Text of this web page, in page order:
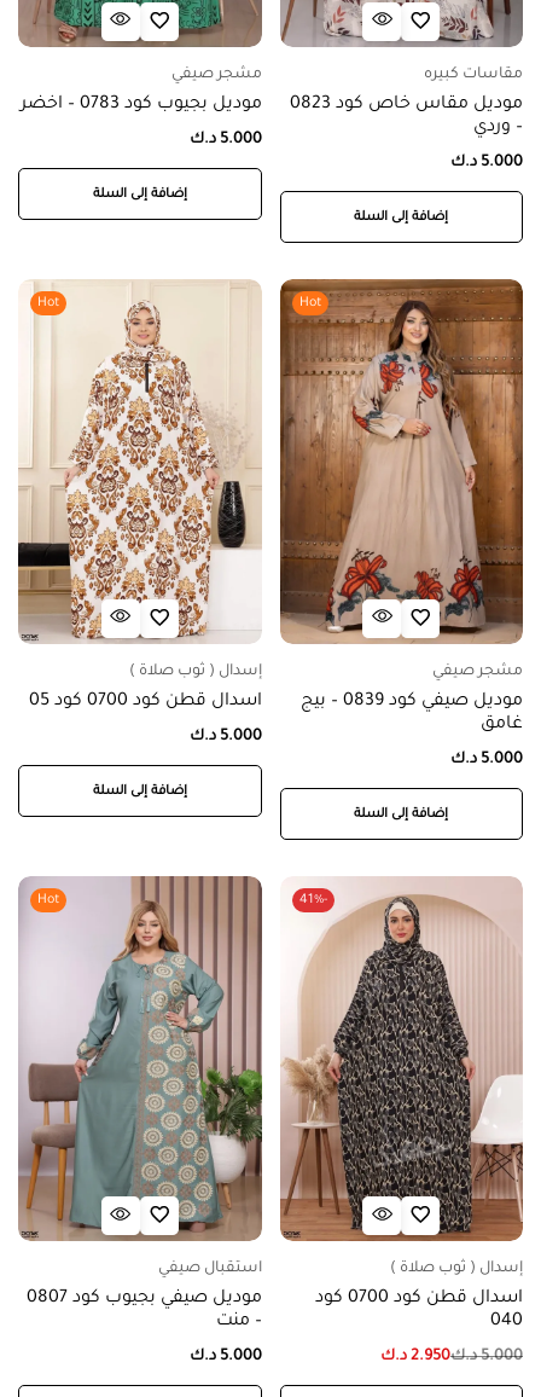
مقاسات كبيره
موديل مقاس خاص كود 0823
– وردي
5.000 د.ك
إضافة إلى السلة
مشجر صيفي
موديل بجيوب كود 0783 – اخضر
5.000 د.ك
إضافة إلى السلة
Hot
مشجر صيفي
موديل صيفي كود 0839 – بيج
غامق
5.000 د.ك
إضافة إلى السلة
Hot
إسدال ( ثوب صلاة )
اسدال قطن كود 0700 كود 05
5.000 د.ك
إضافة إلى السلة
-41%
إسدال ( ثوب صلاة )
اسدال قطن كود 0700 كود
040
5.000 د.ك2.950 د.ك
Hot
استقبال صيفي
موديل صيفي بجيوب كود 0807
– منت
5.000 د.ك